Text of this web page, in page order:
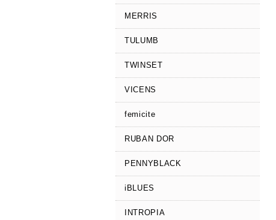
MERRIS
TULUMB
TWINSET
VICENS
femicite
RUBAN DOR
PENNYBLACK
iBLUES
INTROPIA